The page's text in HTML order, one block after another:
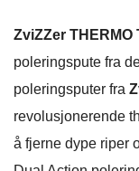
ZviZZer THERMO
poleringspute fra
poleringsputer fra
revolusjonerende
å fjerne dype riper